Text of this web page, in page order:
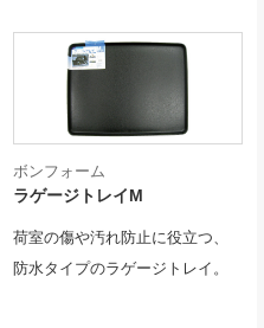
ボンフォーム
ラゲージトレイM
荷室の傷や汚れ防止に役立つ、
防水タイプのラゲージトレイ。